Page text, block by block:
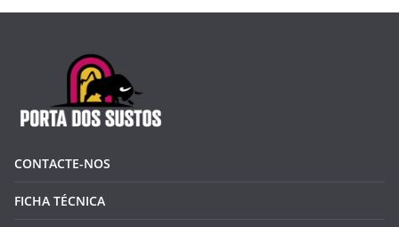
CONTACTE-NOS
FICHA TÉCNICA